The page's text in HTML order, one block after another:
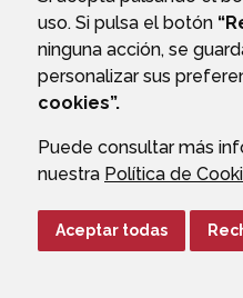
uso. Si pulsa el botón
ninguna acción, se
personalizar sus
cookies”.
Puede consultar más
nuestra Política de
Aceptar todas
TRANSPARENCIA